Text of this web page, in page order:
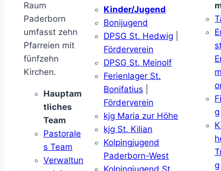
Raum
Paderborn
umfasst zehn
Pfarreien mit
fünfzehn
Kirchen.
Hauptam
tliches
Team
Pastorale
s Team
Verwaltun
Kinder/Jugend
Bonijugend
DPSG St. Hedwig
Förderverein
DPSG St. Meinolf
Ferienlager St.
Bonifatius
Förderverein
kjg Maria zur Höhe
kjg St. Kilian
Kolpingjugend
Paderborn-West
Kolpingjugend St.
g
g